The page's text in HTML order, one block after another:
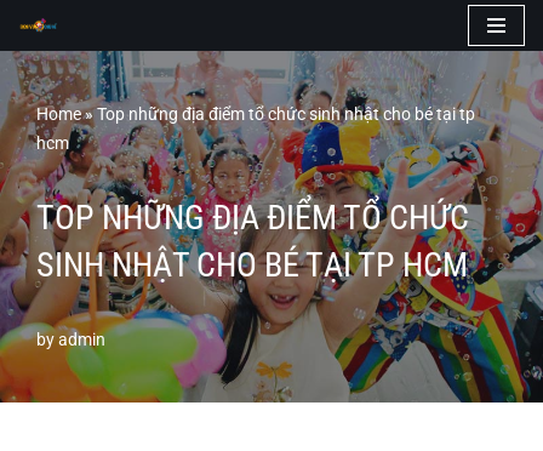
Skip
to
content
Home»Top những địa điểm tổ chức sinh nhật cho bé tại tp
hcm
TOP NHỮNG ĐỊA ĐIỂM TỔ CHỨC
SINH NHẬT CHO BÉ TẠI TP HCM
byadmin